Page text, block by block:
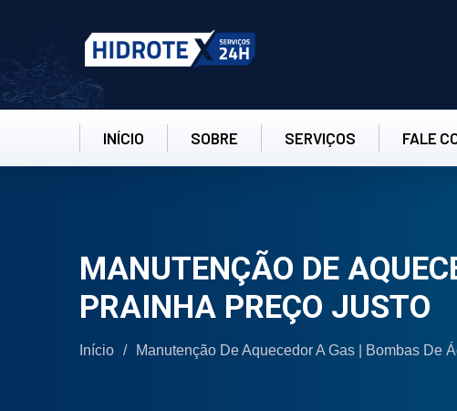
INÍCIO SOBRE SERVIÇOS FALE
MANUTENÇÃO DE
PRAINHA PREÇO JUSTO
Início / Manutenção De Aquecedor A Gas | Bombas De